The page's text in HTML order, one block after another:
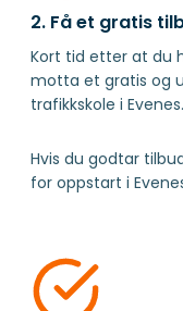
2. Få et gratis
Kort tid etter at du
motta et gratis og
trafikkskole i Evenes.
Hvis du godtar
for oppstart i